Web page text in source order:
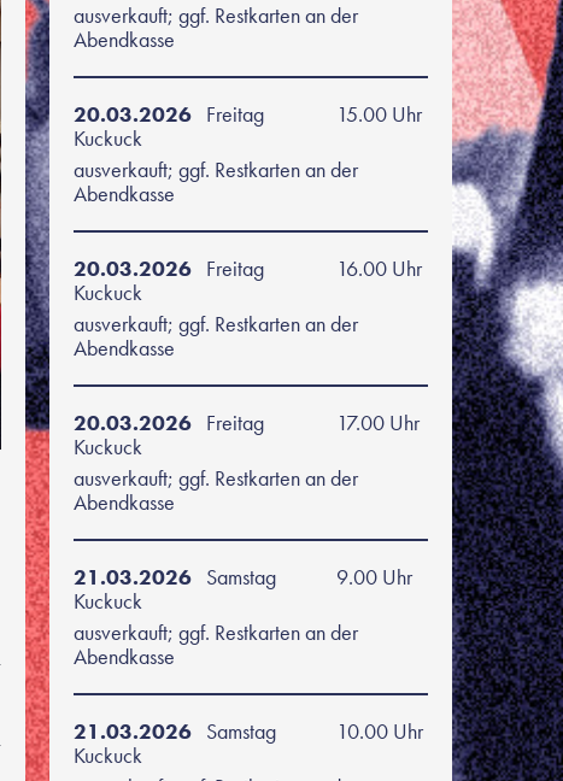
ausverkauft; ggf. Restkarten an der
Abendkasse
20.03.2026 Freitag
15.00 Uhr
Kuckuck
ausverkauft; ggf. Restkarten an der
Abendkasse
20.03.2026 Freitag
16.00 Uhr
Kuckuck
ausverkauft; ggf. Restkarten an der
Abendkasse
20.03.2026 Freitag
17.00 Uhr
Kuckuck
ausverkauft; ggf. Restkarten an der
Abendkasse
21.03.2026 Samstag
9.00 Uhr
Kuckuck
ausverkauft; ggf. Restkarten an der
Abendkasse
21.03.2026 Samstag
10.00 Uhr
Kuckuck